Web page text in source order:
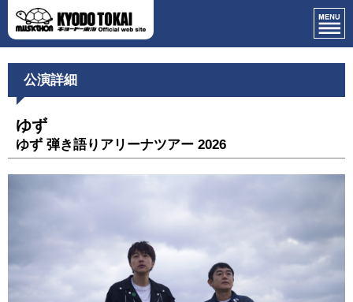
公演詳細
ゆず
ゆず 弾き語りアリーナツアー 2026